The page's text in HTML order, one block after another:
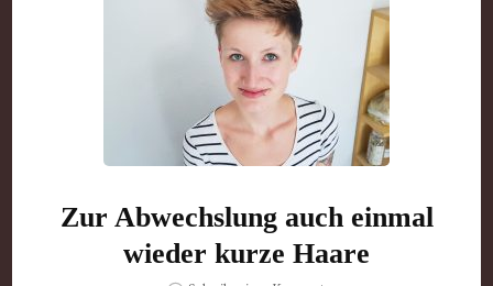
Zur Abwechslung auch einmal
wieder kurze Haare